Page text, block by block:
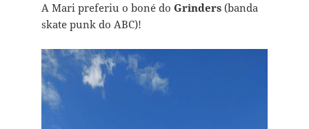
A Mari preferiu o boné do Grinders (banda
skate punk do ABC)!